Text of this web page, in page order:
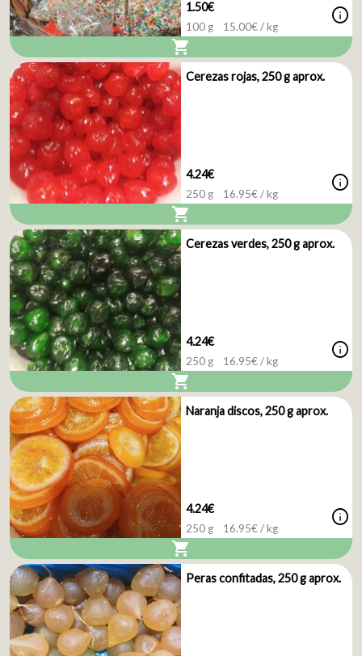
1.50€
100 g 15.00€ / kg info
shopping_cart
Cerezas rojas, 250 g aprox.
4.24€
250 g 16.95€ / kg info
shopping_cart
Cerezas verdes, 250 g aprox.
4.24€
250 g 16.95€ / kg info
shopping_cart
Naranja discos, 250 g aprox.
4.24€
250 g 16.95€ / kg info
shopping_cart
Peras confitadas, 250 g aprox.